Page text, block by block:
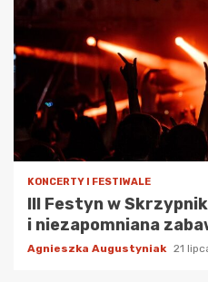
KONCERTY I FESTIWALE
III Festyn w
i niezapomniana
Agnieszka Augustyniak 21